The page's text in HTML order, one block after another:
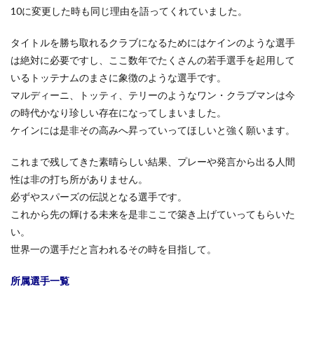
10に変更した時も同じ理由を語ってくれていました。
タイトルを勝ち取れるクラブになるためにはケインのような選手
は絶対に必要ですし、ここ数年でたくさんの若手選手を起用して
いるトッテナムのまさに象徴のような選手です。
マルディーニ、トッティ、テリーのようなワン・クラブマンは今
の時代かなり珍しい存在になってしまいました。
ケインには是非その高みへ昇っていってほしいと強く願います。
これまで残してきた素晴らしい結果、プレーや発言から出る人間
性は非の打ち所がありません。
必ずやスパーズの伝説となる選手です。
これから先の輝ける未来を是非ここで築き上げていってもらいた
い。
世界一の選手だと言われるその時を目指して。
所属選手一覧